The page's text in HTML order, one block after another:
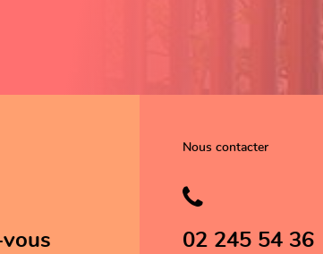
Nous contacter
02 245 54 36